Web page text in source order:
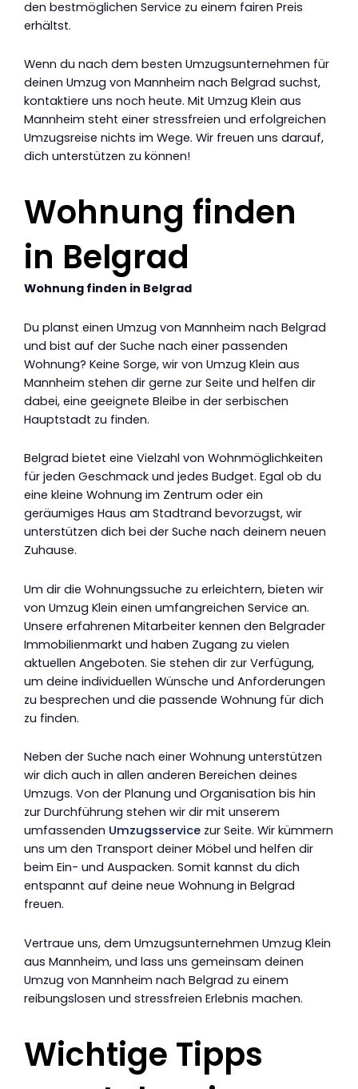
den bestmöglichen Service zu einem fairen Preis
erhältst.
Wenn du nach dem besten Umzugsunternehmen für
deinen Umzug von Mannheim nach Belgrad suchst,
kontaktiere uns noch heute. Mit Umzug Klein aus
Mannheim steht einer stressfreien und erfolgreichen
Umzugsreise nichts im Wege. Wir freuen uns darauf,
dich unterstützen zu können!
Wohnung finden
in Belgrad
Wohnung finden in Belgrad
Du planst einen Umzug von Mannheim nach Belgrad
und bist auf der Suche nach einer passenden
Wohnung? Keine Sorge, wir von Umzug Klein aus
Mannheim stehen dir gerne zur Seite und helfen dir
dabei, eine geeignete Bleibe in der serbischen
Hauptstadt zu finden.
Belgrad bietet eine Vielzahl von Wohnmöglichkeiten
für jeden Geschmack und jedes Budget. Egal ob du
eine kleine Wohnung im Zentrum oder ein
geräumiges Haus am Stadtrand bevorzugst, wir
unterstützen dich bei der Suche nach deinem neuen
Zuhause.
Um dir die Wohnungssuche zu erleichtern, bieten wir
von Umzug Klein einen umfangreichen Service an.
Unsere erfahrenen Mitarbeiter kennen den Belgrader
Immobilienmarkt und haben Zugang zu vielen
aktuellen Angeboten. Sie stehen dir zur Verfügung,
um deine individuellen Wünsche und Anforderungen
zu besprechen und die passende Wohnung für dich
zu finden.
Neben der Suche nach einer Wohnung unterstützen
wir dich auch in allen anderen Bereichen deines
Umzugs. Von der Planung und Organisation bis hin
zur Durchführung stehen wir dir mit unserem
umfassenden Umzugsservice zur Seite. Wir kümmern
uns um den Transport deiner Möbel und helfen dir
beim Ein- und Auspacken. Somit kannst du dich
entspannt auf deine neue Wohnung in Belgrad
freuen.
Vertraue uns, dem Umzugsunternehmen Umzug Klein
aus Mannheim, und lass uns gemeinsam deinen
Umzug von Mannheim nach Belgrad zu einem
reibungslosen und stressfreien Erlebnis machen.
Wichtige Tipps